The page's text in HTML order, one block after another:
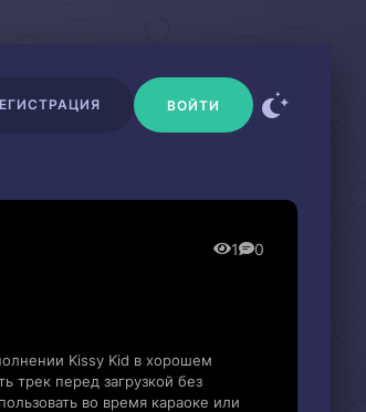
ВОЙТИ
1 0
Kissy Kid в хорошем
трек перед загрузкой без
во время караоке или